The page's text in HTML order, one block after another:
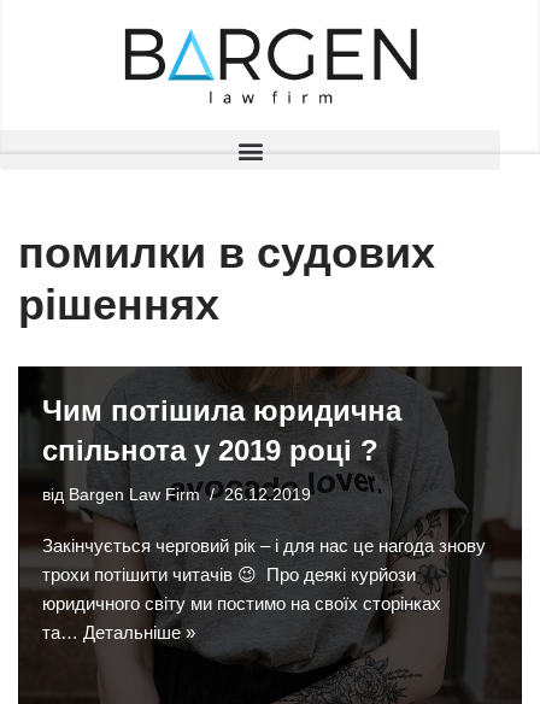
помилки в судових
рішеннях
Чим потішила юридична
спільнота у 2019 році ?
від Bargen Law Firm 26.12.2019
Закінчується черговий рік – і для нас це нагода знову
трохи потішити читачів 😉 Про деякі курйози
юридичного світу ми постимо на своїх сторінках
та… Детальніше »